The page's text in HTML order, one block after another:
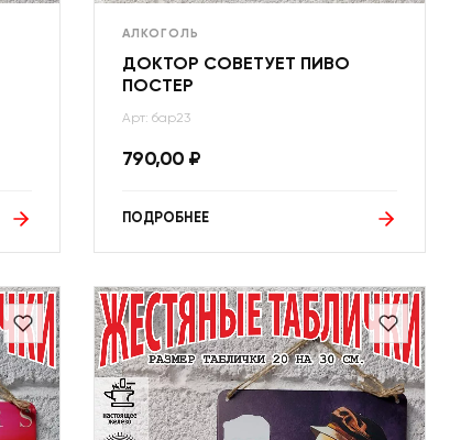
АЛКОГОЛЬ
ДОКТОР СОВЕТУЕТ ПИВО
ПОСТЕР
Арт: бар23
790,00 ₽
ПОДРОБНЕЕ